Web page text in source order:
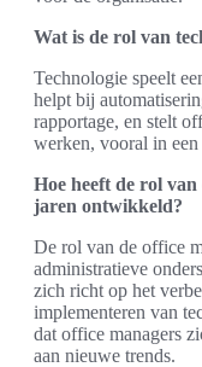
Wat is de rol van
Technologie speelt
helpt bij
rapportage, en stelt
werken, vooral in
Hoe heeft de rol
jaren ontwikkeld?
De rol van de office
administratieve
zich richt op het
implementeren van
dat office managers
aan nieuwe trends.